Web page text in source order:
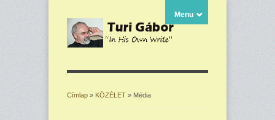
Menu
Címlap » KÖZÉLET » Média